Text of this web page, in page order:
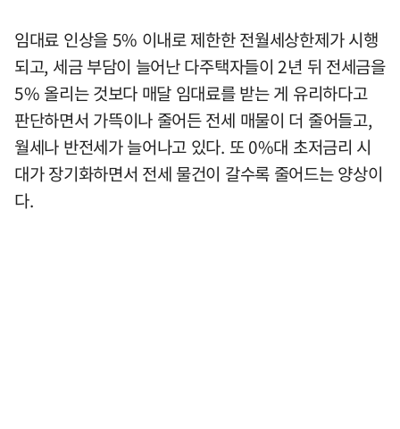
임대료 인상을 5% 이내로 제한한 전월세상한제가 시행
되고, 세금 부담이 늘어난 다주택자들이 2년 뒤 전세금을
5% 올리는 것보다 매달 임대료를 받는 게 유리하다고
판단하면서 가뜩이나 줄어든 전세 매물이 더 줄어들고,
월세나 반전세가 늘어나고 있다. 또 0%대 초저금리 시
대가 장기화하면서 전세 물건이 갈수록 줄어드는 양상이
다.